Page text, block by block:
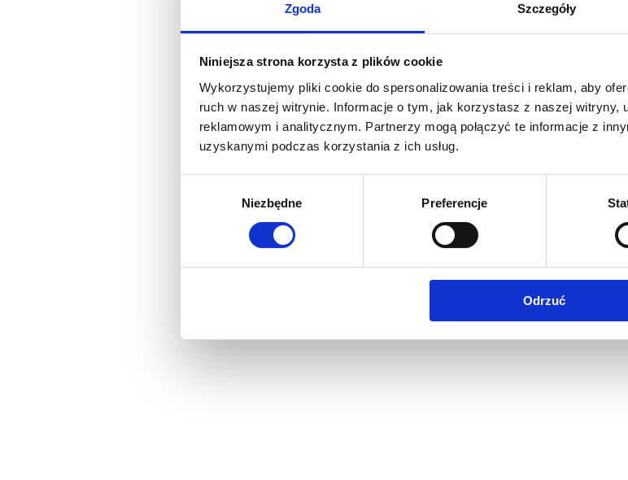
Zgoda Szczegóły
Niniejsza strona korzysta z plików cookie
Wykorzystujemy pliki cookie do spersonalizowania treści i reklam, aby
ruch w naszej witrynie. Informacje o tym, jak korzystasz z naszej witryny,
reklamowym i analitycznym. Partnerzy mogą połączyć te informacje z
uzyskanymi podczas korzystania z ich usług.
Niezbędne Preferencje
Odrzuć